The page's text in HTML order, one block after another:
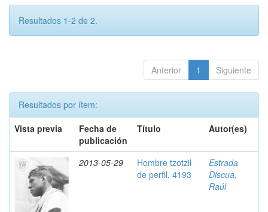
Resultados 1-2 de 2.
Anterior 1 Siguiente
Resultados por ítem:
Vista previa
Fecha de
publicación
Título Autor(es)
2013-05-29
Hombre tzotzil
de perfil, 4193
Estrada
Discua,
Raúl